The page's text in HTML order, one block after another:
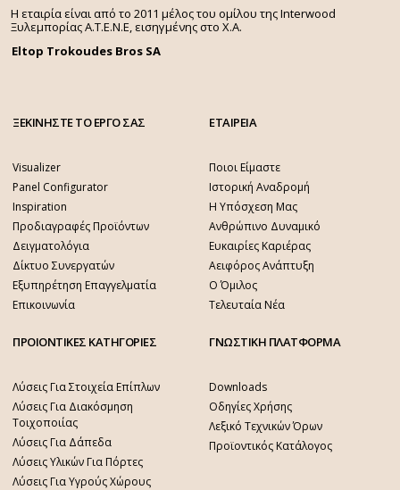
Η εταιρία είναι από το 2011 μέλος του ομίλου της Interwood
Ξυλεμπορίας Α.Τ.Ε.Ν.Ε, εισηγμένης στο Χ.A.
Eltop Trokoudes Bros SA
ΞΕΚΙΝΗΣΤΕ ΤΟ ΕΡΓΟ ΣΑΣ
Visualizer
Panel Configurator
Inspiration
Προδιαγραφές Προϊόντων
Δειγματολόγια
Δίκτυο Συνεργατών
Εξυπηρέτηση Επαγγελματία
Επικοινωνία
ΕΤΑΙΡΕΙΑ
Ποιοι Είμαστε
Ιστορική Αναδρομή
Η Υπόσχεση Μας
Ανθρώπινο Δυναμικό
Ευκαιρίες Καριέρας
Αειφόρος Ανάπτυξη
Ο Όμιλος
Τελευταία Νέα
ΠΡΟΙΟΝΤΙΚΕΣ ΚΑΤΗΓΟΡΙΕΣ
Λύσεις Για Στοιχεία Επίπλων
Λύσεις Για Διακόσμηση
Τοιχοποιίας
Λύσεις Για Δάπεδα
Λύσεις Υλικών Για Πόρτες
Λύσεις Για Υγρούς Χώρους
ΓΝΩΣΤΙΚΗ ΠΛΑΤΦΟΡΜΑ
Downloads
Οδηγίες Χρήσης
Λεξικό Τεχνικών Όρων
Προϊοντικός Κατάλογος